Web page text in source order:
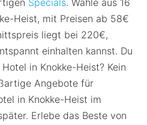
Specials. Wähle aus 16
Heist, mit Preisen ab 58€
liegt bei 220€,
einhalten kannst. Du
in Knokke-Heist? Kein
Angebote für
in Knokke-Heist im
Erlebe das Beste von